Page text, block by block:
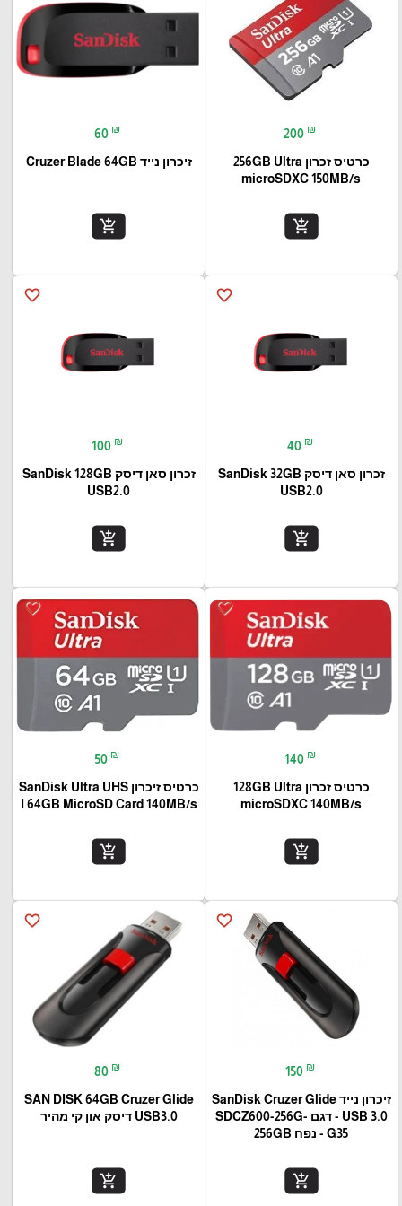
200 ₪
כרטיס זכרון 256GB Ultra
microSDXC 150MB/s
add_shopping_cart
60 ₪
זיכרון נייד Cruzer Blade 64GB
add_shopping_cart
favorite_border
40 ₪
זכרון סאן דיסק SanDisk 32GB
USB2.0
add_shopping_cart
favorite_border
100 ₪
זכרון סאן דיסק SanDisk 128GB
USB2.0
add_shopping_cart
favorite_border
140 ₪
כרטיס זכרון 128GB Ultra
microSDXC 140MB/s
add_shopping_cart
favorite_border
50 ₪
כרטיס זיכרון SanDisk Ultra UHS
I 64GB MicroSD Card 140MB/s
add_shopping_cart
favorite_border
150 ₪
זיכרון נייד SanDisk Cruzer Glide
USB 3.0 - דגם SDCZ600-256G-
G35 - נפח 256GB
add_shopping_cart
favorite_border
80 ₪
SAN DISK 64GB Cruzer Glide
USB3.0 דיסק און קי מהיר
add_shopping_cart